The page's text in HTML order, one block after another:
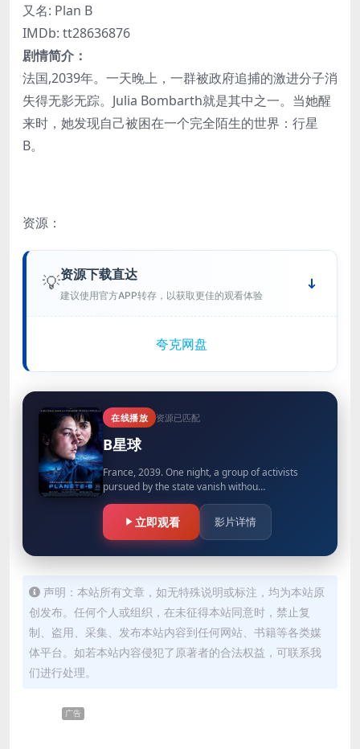
又名: Plan B
IMDb: tt28636876
剧情简介：
法国,2039年。一天晚上，一群被政府追捕的激进分子消
失得无影无踪。Julia Bombarth就是其中之一。当她醒
来时，她发现自己被困在一个完全陌生的世界：行星
B。
资源：
💡资源下载直达
建议使用官方APP转存，以获取更佳的观看体验
夸克网盘
在线播放 资源已匹配
B星球
France, 2039. One night, a group of activists
pursued by the state vanish withou…
立即观看 影片详情
声明：本站所有文章，如无特殊说明或标注，均为本站原
创发布。任何个人或组织，在未征得本站同意时，禁止复
制、盗用、采集、发布本站内容到任何网站、书籍等各类媒
体平台。如若本站内容侵犯了原著者的合法权益，可联系我
们进行处理。
广告